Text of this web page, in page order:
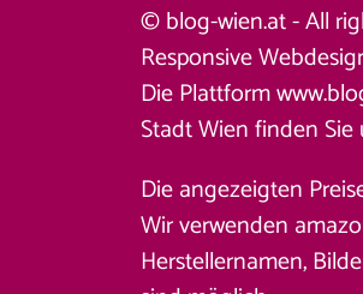
© blog-wien.at - All
Responsive
Die Plattform
Stadt Wien finden
Die angezeigten
Wir verwenden
Herstellernamen,